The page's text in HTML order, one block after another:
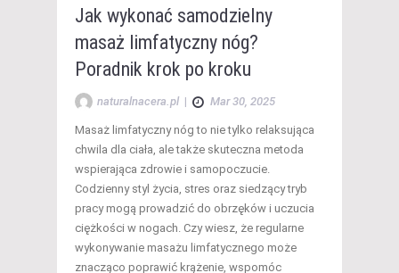
Jak wykonać samodzielny
masaż limfatyczny nóg?
Poradnik krok po kroku
naturalnacera.pl | Mar 30, 2025
Masaż limfatyczny nóg to nie tylko relaksująca
chwila dla ciała, ale także skuteczna metoda
wspierająca zdrowie i samopoczucie.
Codzienny styl życia, stres oraz siedzący tryb
pracy mogą prowadzić do obrzęków i uczucia
ciężkości w nogach. Czy wiesz, że regularne
wykonywanie masażu limfatycznego może
znacząco poprawić krążenie, wspomóc